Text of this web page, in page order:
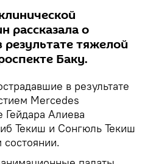
рассказала о
тяжелой
Баку.
в результате
Mercedes
Гейдара Алиева
Текиш и Сонгюль Текиш
состоянии.